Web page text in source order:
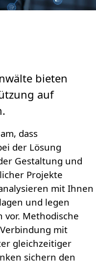
bieten
auf
dass
der Lösung
Gestaltung und
Projekte
mit Ihnen
und legen
Methodische
mit
gleichzeitiger
sichern den